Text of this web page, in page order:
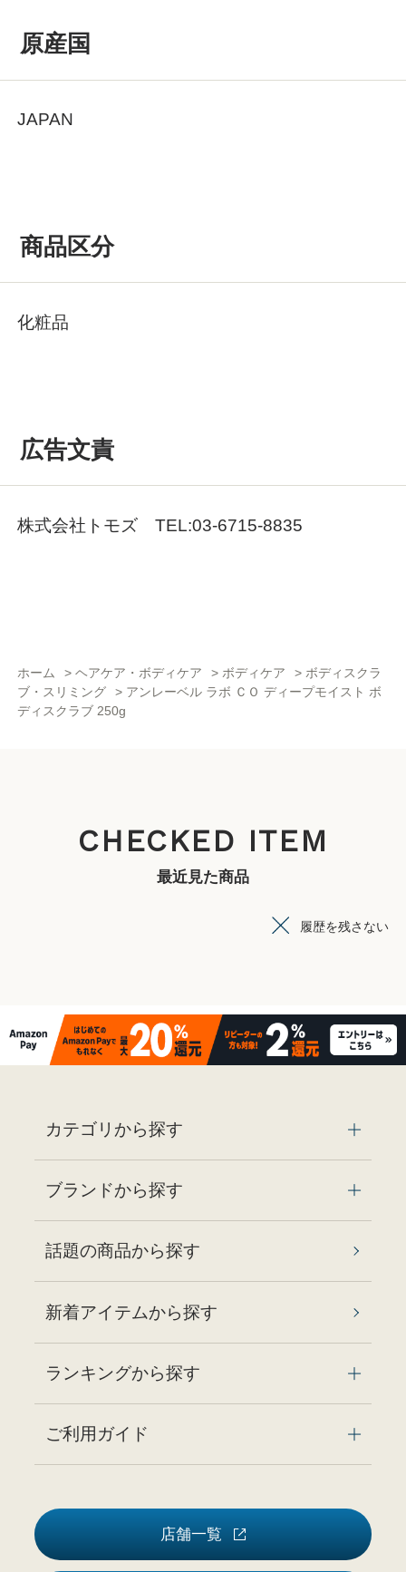
原産国
JAPAN
商品区分
化粧品
広告文責
株式会社トモズ TEL:03-6715-8835
ホーム >ヘアケア・ボディケア > ボディケア > ボディスクラ
ブ・スリミング
> アンレーベル ラボ ＣＯ ディープモイスト ボ
ディスクラブ 250g
CHECKED ITEM
最近見た商品
履歴を残さない
カテゴリから探す
ブランドから探す
話題の商品から探す
新着アイテムから探す
ランキングから探す
ご利用ガイド
店舗一覧